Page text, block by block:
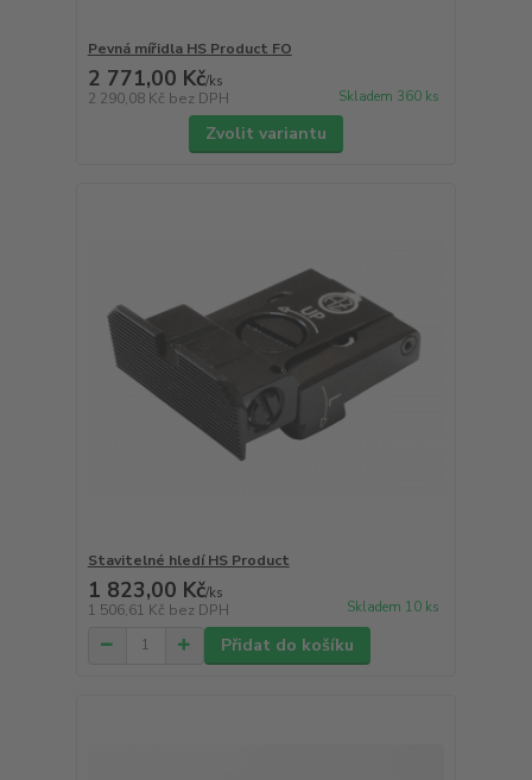
Pevná mířidla HS Product FO
2 771,00 Kč/ks
2 290,08 Kč bez DPH Skladem 360 ks
Zvolit variantu
Stavitelné hledí HS Product
1 823,00 Kč/ks
1 506,61 Kč bez DPH Skladem 10 ks
Přidat do košíku